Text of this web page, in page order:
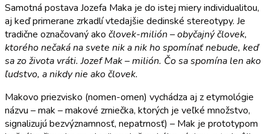
Samotná postava Jozefa Maka je do istej miery individualitou,
aj keď primerane zrkadlí vtedajšie dedinské stereotypy. Je
tradične označovaný ako človek-milión – obyčajný človek,
ktorého nečaká na svete nik a nik ho spomínať nebude, keď
sa zo života vráti. Jozef Mak – milión. Čo sa spomína len ako
ľudstvo, a nikdy nie ako človek.
Makovo priezvisko (nomen-omen) vychádza aj z etymológie
názvu – mak – makové zrniečka, ktorých je veľké množstvo,
signalizujú bezvýznamnosť, nepatrnosť) – Mak je prototypom